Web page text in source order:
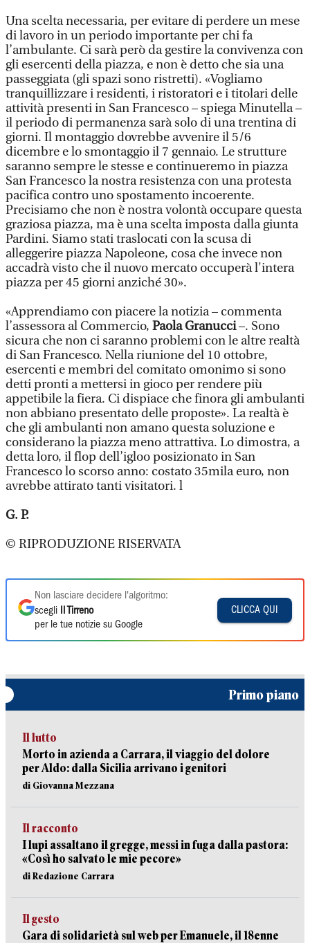
Una scelta necessaria, per evitare di perdere un mese
di lavoro in un periodo importante per chi fa
l’ambulante. Ci sarà però da gestire la convivenza con
gli esercenti della piazza, e non è detto che sia una
passeggiata (gli spazi sono ristretti). «Vogliamo
tranquillizzare i residenti, i ristoratori e i titolari delle
attività presenti in San Francesco – spiega Minutella –
il periodo di permanenza sarà solo di una trentina di
giorni. Il montaggio dovrebbe avvenire il 5/6
dicembre e lo smontaggio il 7 gennaio. Le strutture
saranno sempre le stesse e continueremo in piazza
San Francesco la nostra resistenza con una protesta
pacifica contro uno spostamento incoerente.
Precisiamo che non è nostra volontà occupare questa
graziosa piazza, ma è una scelta imposta dalla giunta
Pardini. Siamo stati traslocati con la scusa di
alleggerire piazza Napoleone, cosa che invece non
accadrà visto che il nuovo mercato occuperà l'intera
piazza per 45 giorni anziché 30».
«Apprendiamo con piacere la notizia – commenta
l’assessora al Commercio, Paola Granucci–. Sono
sicura che non ci saranno problemi con le altre realtà
di San Francesco. Nella riunione del 10 ottobre,
esercenti e membri del comitato omonimo si sono
detti pronti a mettersi in gioco per rendere più
appetibile la fiera. Ci dispiace che finora gli ambulanti
non abbiano presentato delle proposte». La realtà è
che gli ambulanti non amano questa soluzione e
considerano la piazza meno attrattiva. Lo dimostra, a
detta loro, il flop dell’igloo posizionato in San
Francesco lo scorso anno: costato 35mila euro, non
avrebbe attirato tanti visitatori. l
G. P.
© RIPRODUZIONE RISERVATA
Non lasciare decidere l'algoritmo:
scegli
Il Tirreno
per le tue notizie su Google
CLICCA QUI
Primo piano
Il lutto
Morto in azienda a Carrara, il viaggio del dolore
per Aldo: dalla Sicilia arrivano i genitori
di Giovanna Mezzana
Il racconto
I lupi assaltano il gregge, messi in fuga dalla pastora:
«Così ho salvato le mie pecore»
di Redazione Carrara
Il gesto
Gara di solidarietà sul web per Emanuele, il 18enne